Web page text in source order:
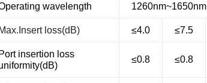
wavelength 1260nm~1650nm
loss(dB) ≤4.0 ≤7.5
insertion loss
≤0.8 ≤0.8